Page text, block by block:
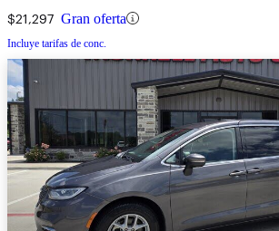
$21,297 Gran oferta
Incluye tarifas de conc.